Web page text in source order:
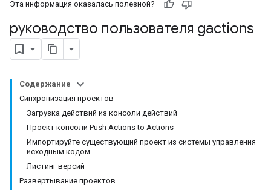
Эта информация оказалась полезной?
руководство пользователя gactions
Содержание
Синхронизация проектов
Загрузка действий из консоли действий
Проект консоли Push Actions to Actions
Импортируйте существующий проект из системы управления
исходным кодом.
Листинг версий
Развертывание проектов